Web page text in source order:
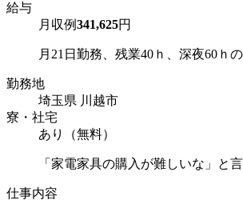
給与
月収例341,625円
月21日勤務、残業40ｈ、深夜60ｈ
勤務地
埼玉県 川越市
寮・社宅
あり（無料）
「家電家具の購入が難しいな」と
仕事内容